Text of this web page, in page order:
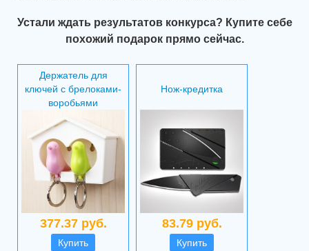
Устали ждать результатов конкурса? Купите себе
похожий подарок прямо сейчас.
Держатель для
ключей с брелоками-
воробьями
377.37 руб.
Купить
Нож-кредитка
83.79 руб.
Купить